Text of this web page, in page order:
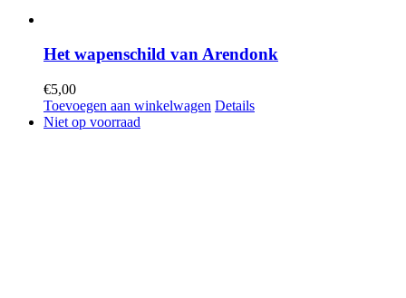
Het wapenschild van Arendonk
€5,00
Toevoegen aan winkelwagen Details
Niet op voorraad